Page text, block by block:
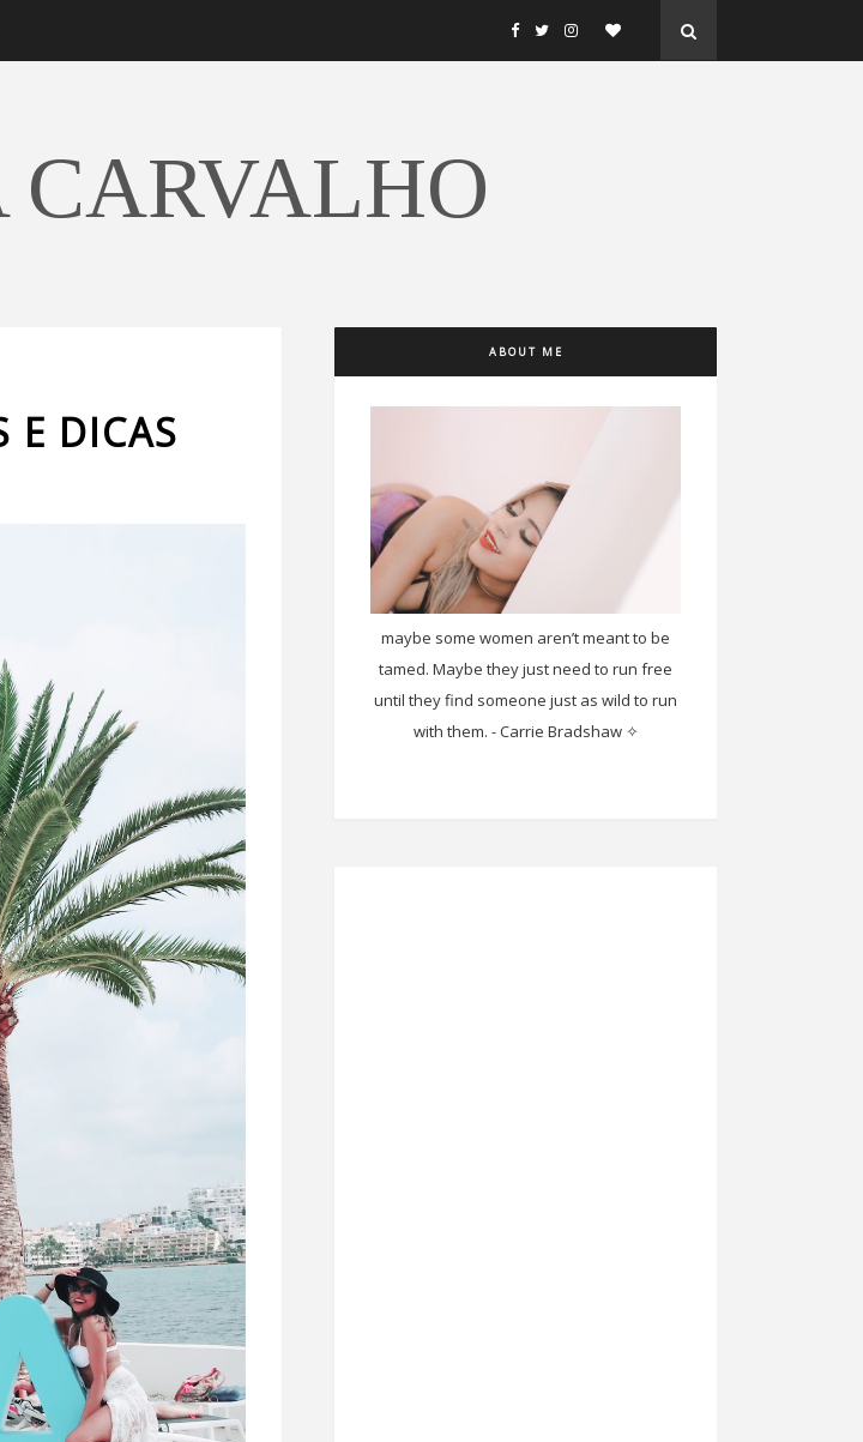
CARVALHO
E DICAS
ABOUT ME
maybe some women aren’t meant to be
tamed. Maybe they just need to run free
until they find someone just as wild to run
with them. - Carrie Bradshaw ✧